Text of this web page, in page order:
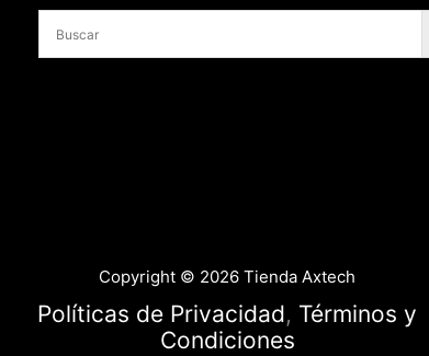
Copyright © 2026 Tienda Axtech
Políticas de Privacidad, Términos y
Condiciones